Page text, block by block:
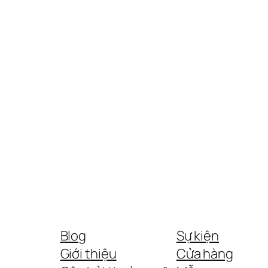
Blog
Giới thiệu
Sự kiện
Cửa hàng